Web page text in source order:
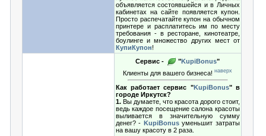
объявляется состоявшейся и в Личных
кабинетах на сайте появляется купон.
Просто распечатайте купон на обычном
принтере и расплатитесь им по месту
требования - в ресторане, кинотеатре,
боулинге и множество других мест от
КупиКупон!
Сервис - "KupiBonus"
Клиенты для вашего бизнеса!наверх
Как работает сервис "KupiBonus" в
городе Иркутск?
1. Вы думаете, что красота дорого стоит,
ведь каждое посещение салона красоты
выливается в значительную сумму
денег? - KupiBonus уменьшит затраты
на вашу красоту в 2 раза.